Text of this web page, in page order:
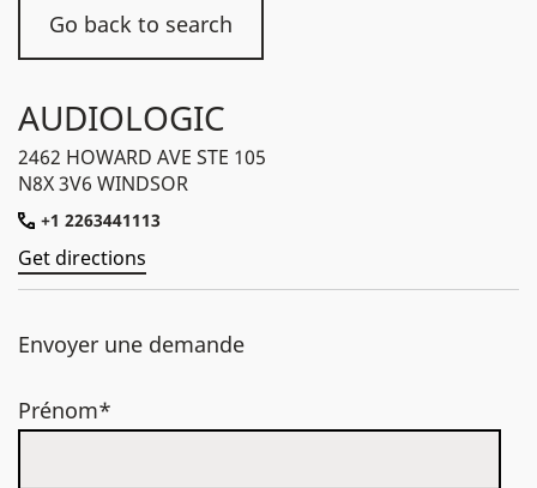
Go back to search
AUDIOLOGIC
2462 HOWARD AVE STE 105
N8X 3V6 WINDSOR
+1 2263441113
Get directions
Envoyer une demande
Prénom*